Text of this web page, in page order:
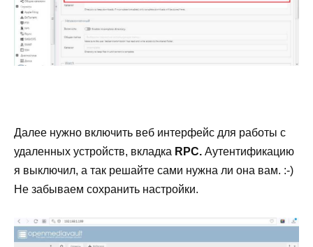
Далее нужно включить веб интерфейс для работы с
удаленных устройств, вкладка RPC. Аутентификацию
я выключил, а так решайте сами нужна ли она вам. :-)
Не забываем сохранить настройки.